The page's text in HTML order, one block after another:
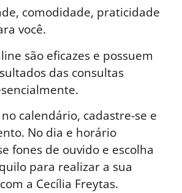
comodidade, praticidade
você.
são eficazes e possuem
das consultas
calendário, cadastre-se e
No dia e horário
fones de ouvido e escolha
para realizar a sua
a Cecília Freytas.